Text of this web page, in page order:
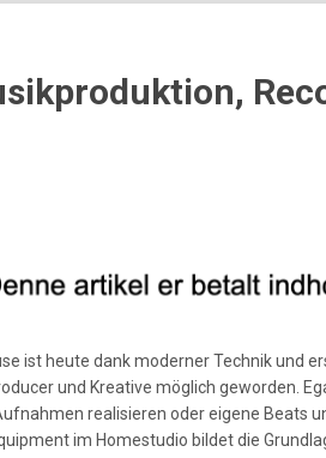
ist heute dank moderner Technik und
und Kreative möglich geworden.
realisieren oder eigene Beats
im Homestudio bildet die